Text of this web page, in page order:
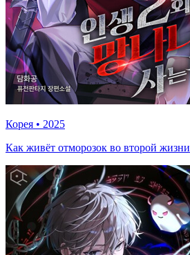
Корея • 2025
Как живёт отморозок во второй жизни